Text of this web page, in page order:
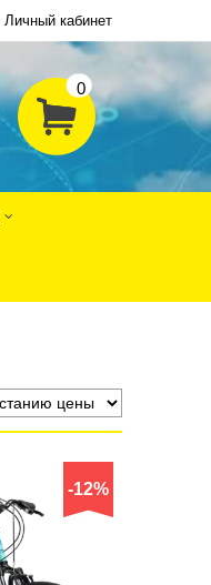
Личный кабинет
0
-12%